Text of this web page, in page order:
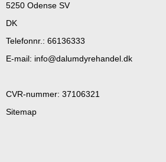
5250 Odense SV
DK
Telefonnr. : 66136333
E-mail: info@dalumdyrehandel.dk
CVR-nummer: 37106321
Sitemap